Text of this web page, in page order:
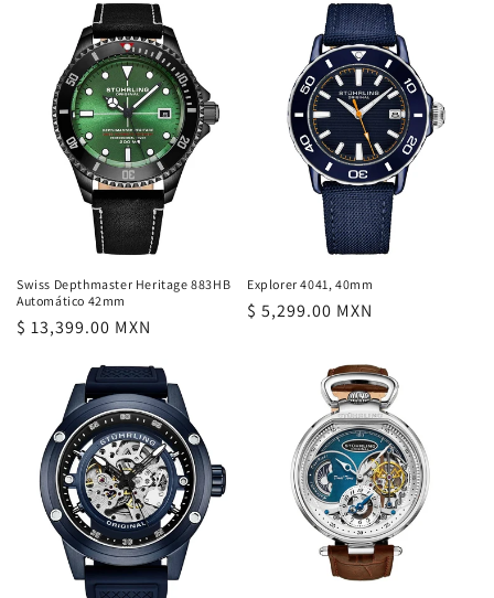
Swiss Depthmaster Heritage 883HB
Automático 42mm
Precio
$ 13,399.00 MXN
Explorer 4041, 40mm
Precio
$ 5,299.00 MXN